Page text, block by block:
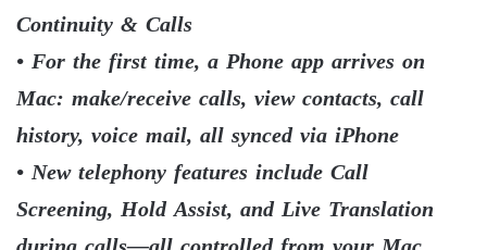
Continuity & Calls
• For the first time, a Phone app arrives on
Mac: make/receive calls, view contacts, call
history, voice mail, all synced via iPhone
• New telephony features include Call
Screening, Hold Assist, and Live Translation